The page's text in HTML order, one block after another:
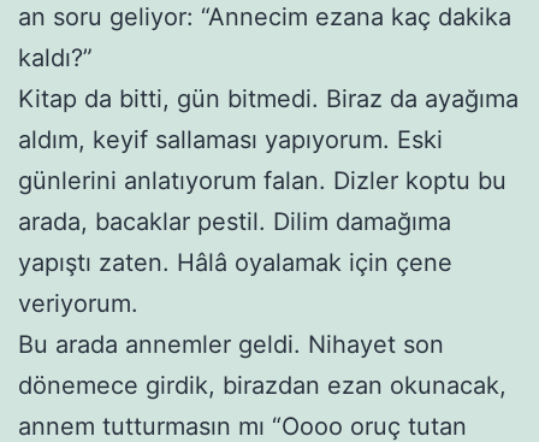
an soru geliyor: “Annecim ezana kaç dakika
kaldı?”
Kitap da bitti, gün bitmedi. Biraz da ayağıma
aldım, keyif sallaması yapıyorum. Eski
günlerini anlatıyorum falan. Dizler koptu bu
arada, bacaklar pestil. Dilim damağıma
yapıştı zaten. Hâlâ oyalamak için çene
veriyorum.
Bu arada annemler geldi. Nihayet son
dönemece girdik, birazdan ezan okunacak,
annem tutturmasın mı “Oooo oruç tutan